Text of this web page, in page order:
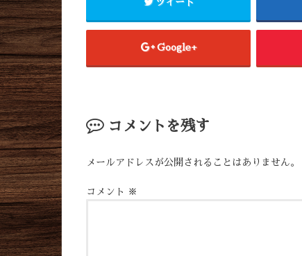
Google+
コメントを残す
メールアドレスが公開されることはありません。
コメント ※